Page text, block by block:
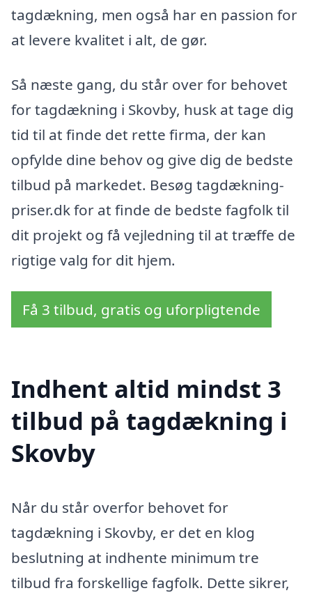
tagdækning, men også har en passion for
at levere kvalitet i alt, de gør.
Så næste gang, du står over for behovet
for tagdækning i Skovby, husk at tage dig
tid til at finde det rette firma, der kan
opfylde dine behov og give dig de bedste
tilbud på markedet. Besøg tagdækning-
priser.dk for at finde de bedste fagfolk til
dit projekt og få vejledning til at træffe de
rigtige valg for dit hjem.
Få 3 tilbud, gratis og uforpligtende
Indhent altid mindst 3
tilbud på tagdækning i
Skovby
Når du står overfor behovet for
tagdækning i Skovby, er det en klog
beslutning at indhente minimum tre
tilbud fra forskellige fagfolk. Dette sikrer,